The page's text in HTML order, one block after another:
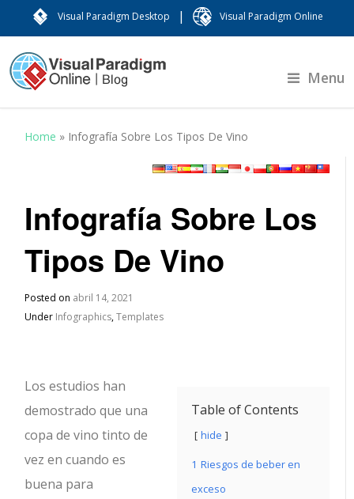
Visual Paradigm Desktop | Visual Paradigm Online
Menu
Home » Infografía Sobre Los Tipos De Vino
Infografía Sobre Los
Tipos De Vino
Posted on abril 14, 2021
Under Infographics,Templates
Table of Contents
hide
1 Riesgos de beber en
exceso
Los estudios han
demostrado que una
copa de vino tinto de
vez en cuando es
buena para